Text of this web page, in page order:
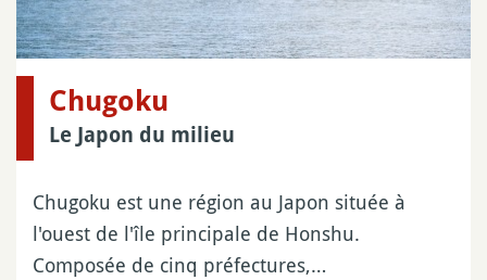
Chugoku
Le Japon du milieu
Chugoku est une région au Japon située à
l'ouest de l'île principale de Honshu.
Composée de cinq préfectures,…